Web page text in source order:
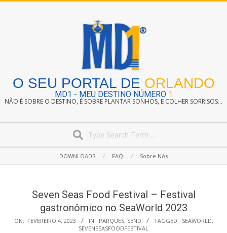
O SEU PORTAL DE ORLANDO
MD1 - MEU DESTINO NÚMERO 1
NÃO É SOBRE O DESTINO, É SOBRE PLANTAR SONHOS, E COLHER SORRISOS...
Navigation
DOWNLOADS FAQ Sobre Nós
Seven Seas Food Festival – Festival
gastronômico no SeaWorld 2023
ON: FEVEREIRO 4, 2023 IN: PARQUES, SEND TAGGED: SEAWORLD,
SEVENSEASFOODFESTIVAL